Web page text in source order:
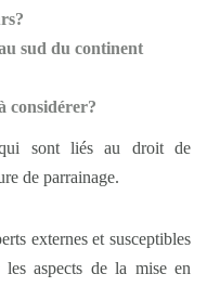
sud du continent
considérer?
qui sont liés au droit de
de parrainage.
externes et susceptibles
les aspects de la mise en